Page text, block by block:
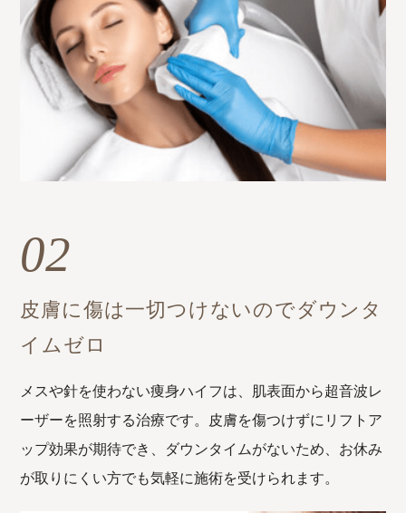
02
皮膚に傷は一切つけないのでダウンタ
イムゼロ
メスや針を使わない痩身ハイフは、肌表面から超音波レ
ーザーを照射する治療です。皮膚を傷つけずにリフトア
ップ効果が期待でき、ダウンタイムがないため、お休み
が取りにくい方でも気軽に施術を受けられます。